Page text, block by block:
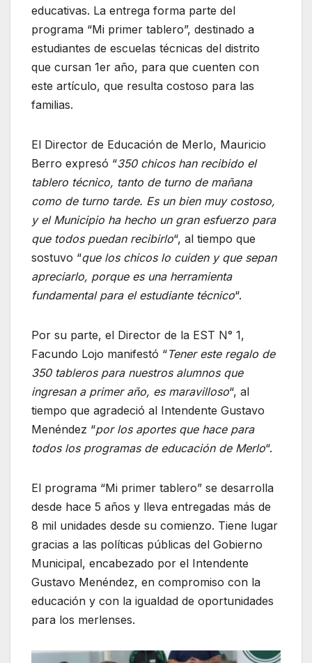
educativas. La entrega forma parte del
programa “Mi primer tablero”, destinado a
estudiantes de escuelas técnicas del distrito
que cursan 1er año, para que cuenten con
este artículo, que resulta costoso para las
familias.
El Director de Educación de Merlo, Mauricio
Berro expresó “350 chicos han recibido el
tablero técnico, tanto de turno de mañana
como de turno tarde. Es un bien muy costoso,
y el Municipio ha hecho un gran esfuerzo para
que todos puedan recibirlo“, al tiempo que
sostuvo “que los chicos lo cuiden y que sepan
apreciarlo, porque es una herramienta
fundamental para el estudiante técnico“.
Por su parte, el Director de la EST N° 1,
Facundo Lojo manifestó “Tener este regalo de
350 tableros para nuestros alumnos que
ingresan a primer año, es maravilloso“, al
tiempo que agradeció al Intendente Gustavo
Menéndez “por los aportes que hace para
todos los programas de educación de Merlo“.
El programa “Mi primer tablero” se desarrolla
desde hace 5 años y lleva entregadas más de
8 mil unidades desde su comienzo. Tiene lugar
gracias a las políticas públicas del Gobierno
Municipal, encabezado por el Intendente
Gustavo Menéndez, en compromiso con la
educación y con la igualdad de oportunidades
para los merlenses.